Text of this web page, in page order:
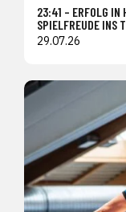
23:41 – ERFOLG IN
SPIELFREUDE INS
29.07.26